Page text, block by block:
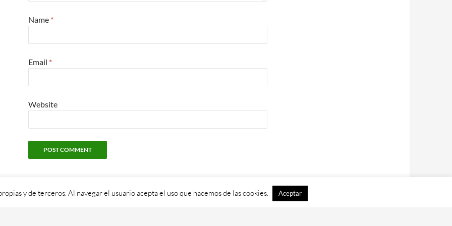
Name *
Email *
Website
y de terceros. Al navegar el usuario acepta el uso que hacemos de las cookies. Aceptar